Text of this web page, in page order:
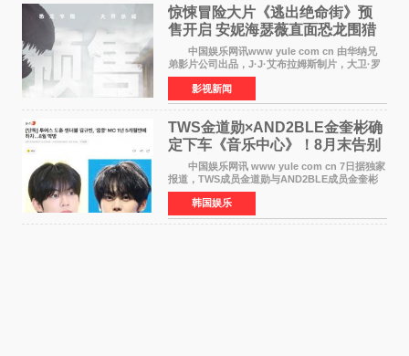
惊悚冒险大片《逃出绝命街》预
售开启 安妮海瑟薇直面恐龙围猎
中国娱乐网讯www yule com cn 由华纳兄
弟影片公司出品，J·J·艾布拉姆斯制片，大卫·罗
伯特·米切尔执导，好莱坞巨星安妮·海瑟薇和伊万
·麦克格雷格领衔主演的2026暑期惊悚冒险大片
《逃出绝
影视新闻
TWS金道勋×AND2BLE金奎彬确
定下车《音乐中心》！8月末告别
MC席位
中国娱乐网讯 www yule com cn 7日据独家
报道，TWS成员金道勋与AND2BLE成员金奎彬
将于8月离开《音乐中心》MC的位置。 金道
勋与金奎彬于去年3月与H2H A-NA一起被选为
《音乐中心》MC，约1
韩国娱乐